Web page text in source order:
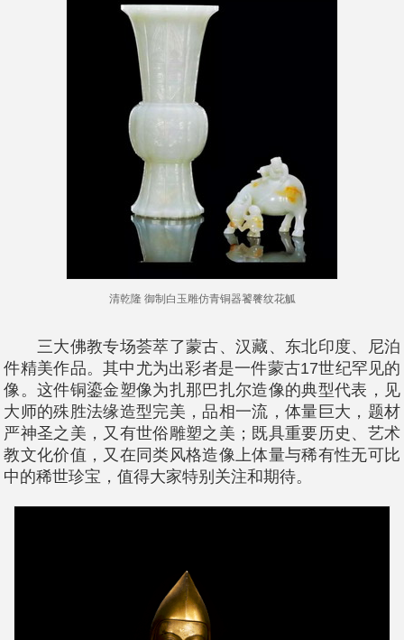
清乾隆 御制白玉雕仿青铜器饕餮纹花觚
三大佛教专场荟萃了蒙古、汉藏、东北印度、尼泊
件精美作品。其中尤为出彩者是一件蒙古17世纪罕见
像。这件铜鎏金塑像为扎那巴扎尔造像的典型代表，
大师的殊胜法缘造型完美，品相一流，体量巨大，题
严神圣之美，又有世俗雕塑之美；既具重要历史、艺
教文化价值，又在同类风格造像上体量与稀有性无可
中的稀世珍宝，值得大家特别关注和期待。